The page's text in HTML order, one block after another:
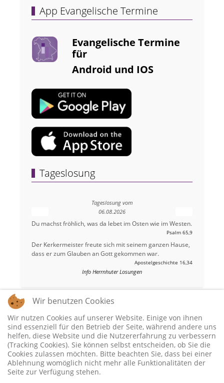
App Evangelische Termine
Evangelische Termine
für
Android und IOS
Tageslosung
Tageslosung vom
06.08.2026
Du machst fröhlich, was da lebet im Osten wie im Westen.
Psalm 65,9
Der Kerkermeister freute sich mit seinem ganzen Hause,
dass er zum Glauben an Gott gekommen war.
Apostelgeschichte 16,34
Info Herrnhuter Losungen
Wir benutzen Cookies
Wir nutzen Cookies auf unserer Website. Einige von ihnen
sind essenziell für den Betrieb der Seite, während andere uns
helfen, diese Website und die Nutzererfahrung zu verbessern
(Tracking Cookies). Sie können selbst entscheiden, ob Sie die
Cookies zulassen möchten. Bitte beachten Sie, dass bei einer
Ablehnung womöglich nicht mehr alle Funktionalitäten der
Seite zur Verfügung stehen.